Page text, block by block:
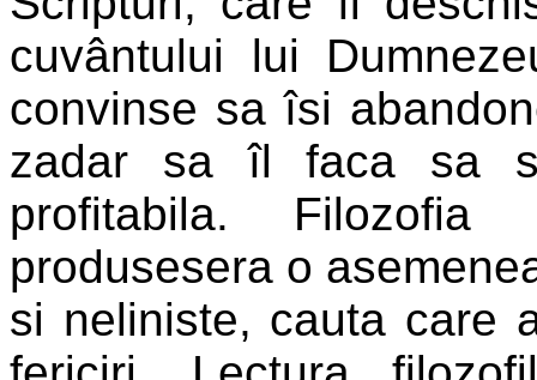
cuvântului lui
convinse sa îsi
zadar sa îl faca sa
profitabila.
produsesera o
si neliniste, cauta care